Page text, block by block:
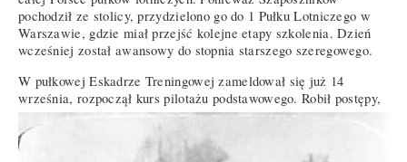
pochodził ze stolicy, przydzielono go do 1 Pułku Lotniczego w
Warszawie, gdzie miał przejść kolejne etapy szkolenia. Dzień
wcześniej został awansowy do stopnia starszego szeregowego.
W pułkowej Eskadrze Treningowej zameldował się już 14
września, rozpoczął kurs pilotażu podstawowego. Robił postępy,